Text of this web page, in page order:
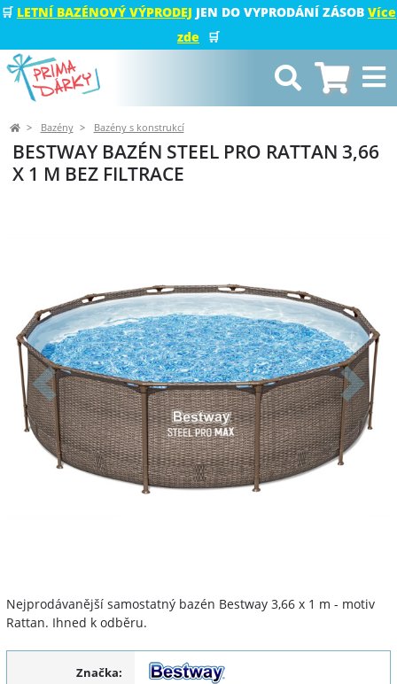
🛒 LETNÍ BAZÉNOVÝ VÝPRODEJ JEN DO VYPRODÁNÍ ZÁSOB Více
zde
🛒
Bazény Bazény s konstrukcí
BESTWAY BAZÉN STEEL PRO RATTAN 3,66
X 1 M BEZ FILTRACE
Předchozí Další
Nejprodávanější samostatný bazén Bestway 3,66 x 1 m - motiv
Rattan. Ihned k odběru.
Značka: